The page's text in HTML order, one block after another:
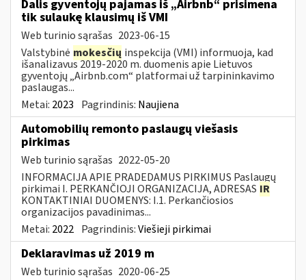
Dalis gyventojų pajamas iš „Airbnb“ prisimena
tik sulaukę klausimų iš VMI
Web turinio sąrašas 2023-06-15
Valstybinė mokesčių inspekcija (VMI) informuoja, kad
išanalizavus 2019-2020 m. duomenis apie Lietuvos
gyventojų „Airbnb.com“ platformai už tarpininkavimo
paslaugas...
Metai: 2023 Pagrindinis: Naujiena
Automobilių remonto paslaugų viešasis
pirkimas
Web turinio sąrašas 2022-05-20
INFORMACIJA APIE PRADEDAMUS PIRKIMUS Paslaugų
pirkimai I. PERKANČIOJI ORGANIZACIJA, ADRESAS IR
KONTAKTINIAI DUOMENYS: I.1. Perkančiosios
organizacijos pavadinimas...
Metai: 2022 Pagrindinis:Viešieji pirkimai
Deklaravimas už 2019 m
Web turinio sąrašas 2020-06-25